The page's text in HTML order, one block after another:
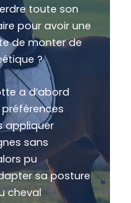
toute son
pour avoir une
de monter de
?
a d’abord
préférences
appliquer
sans
pu
sa posture
cheval